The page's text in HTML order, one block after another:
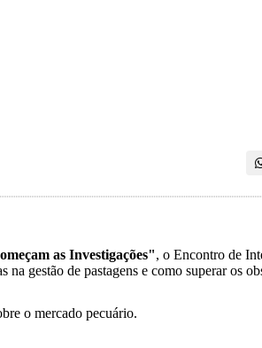
as Investigações", o Encontro de
gestão de pastagens e como superar os
o mercado pecuário.